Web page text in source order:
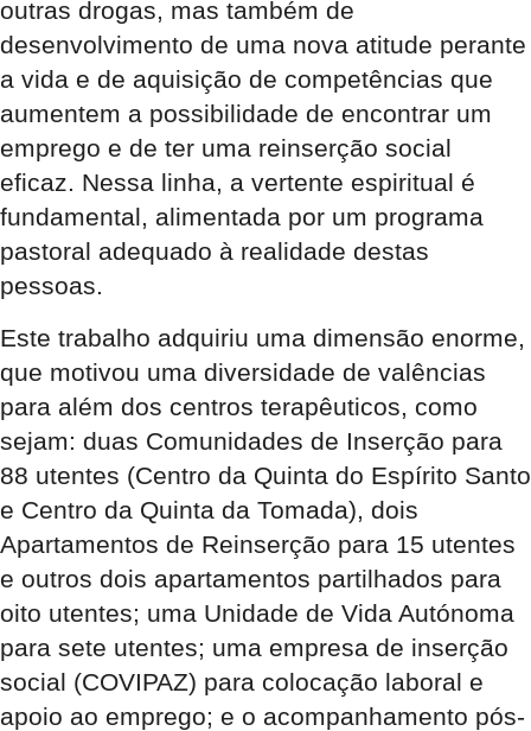
outras drogas, mas também de
desenvolvimento de uma nova atitude perante
a vida e de aquisição de competências que
aumentem a possibilidade de encontrar um
emprego e de ter uma reinserção social
eficaz. Nessa linha, a vertente espiritual é
fundamental, alimentada por um programa
pastoral adequado à realidade destas
pessoas.
Este trabalho adquiriu uma dimensão enorme,
que motivou uma diversidade de valências
para além dos centros terapêuticos, como
sejam: duas Comunidades de Inserção para
88 utentes (Centro da Quinta do Espírito Santo
e Centro da Quinta da Tomada), dois
Apartamentos de Reinserção para 15 utentes
e outros dois apartamentos partilhados para
oito utentes; uma Unidade de Vida Autónoma
para sete utentes; uma empresa de inserção
social (COVIPAZ) para colocação laboral e
apoio ao emprego; e o acompanhamento pós-